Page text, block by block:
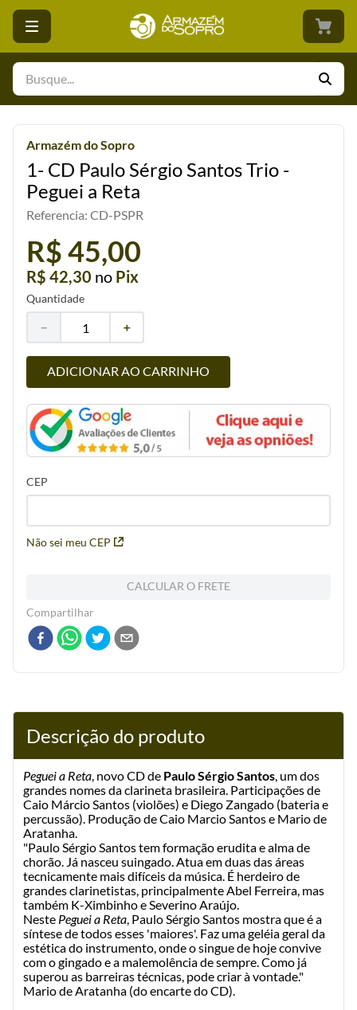
Busque...
Armazém do Sopro
1- CD Paulo Sérgio Santos Trio -
Peguei a Reta
Referencia: CD-PSPR
R$ 45,00
R$ 42,30 no Pix
Quantidade
＋
－
ADICIONAR AO CARRINHO
CEP
Não sei meu CEP
CALCULAR O FRETE
Compartilhar
Descrição do produto
Peguei a Reta , novo CD de Paulo Sérgio Santos , um dos
grandes nomes da clarineta brasileira. Participações de
Caio Márcio Santos (violões) e Diego Zangado (bateria e
percussão). Produção de Caio Marcio Santos e Mario de
Aratanha.
"Paulo Sérgio Santos tem formação erudita e alma de
chorão. Já nasceu suingado. Atua em duas das áreas
tecnicamente mais difíceis da música. É herdeiro de
grandes clarinetistas, principalmente Abel Ferreira, mas
também K-Ximbinho e Severino Araújo.
Neste Peguei a Reta , Paulo Sérgio Santos mostra que é a
síntese de todos esses 'maiores'. Faz uma geléia geral da
estética do instrumento, onde o singue de hoje convive
com o gingado e a malemolência de sempre. Como já
superou as barreiras técnicas, pode criar à vontade."
Mario de Aratanha (do encarte do CD).